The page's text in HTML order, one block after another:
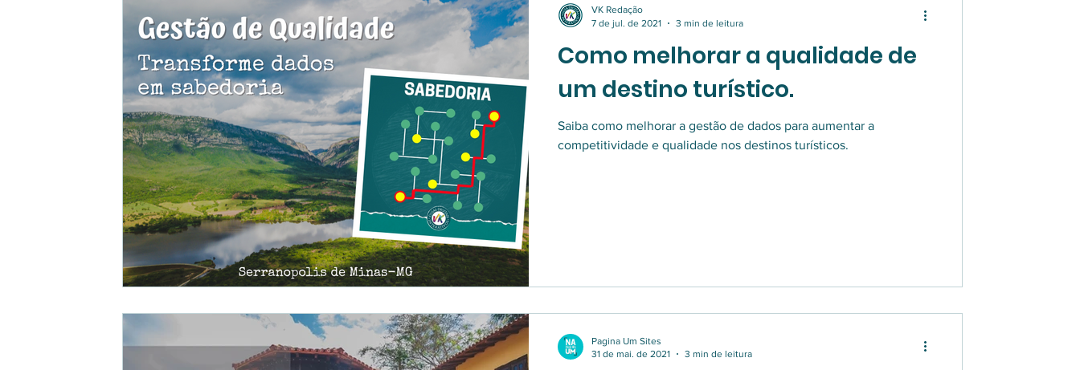
Como melhorar a qualidade de
um destino turístico.
Saiba como melhorar a gestão de dados para aumentar a
competitividade e qualidade nos destinos turísticos.
VK Redação
7 de jul. de 2021
3 min de leitura
Pagina Um Sites
31 de mai. de 2021
3 min de leitura